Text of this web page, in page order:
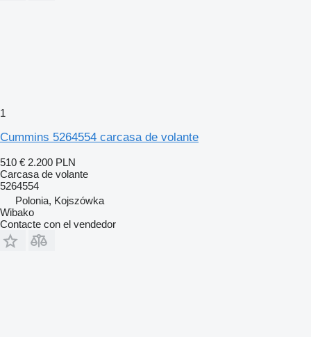
1
Cummins 5264554 carcasa de volante
510 € 2.200 PLN
Carcasa de volante
5264554
Polonia, Kojszówka
Wibako
Contacte con el vendedor